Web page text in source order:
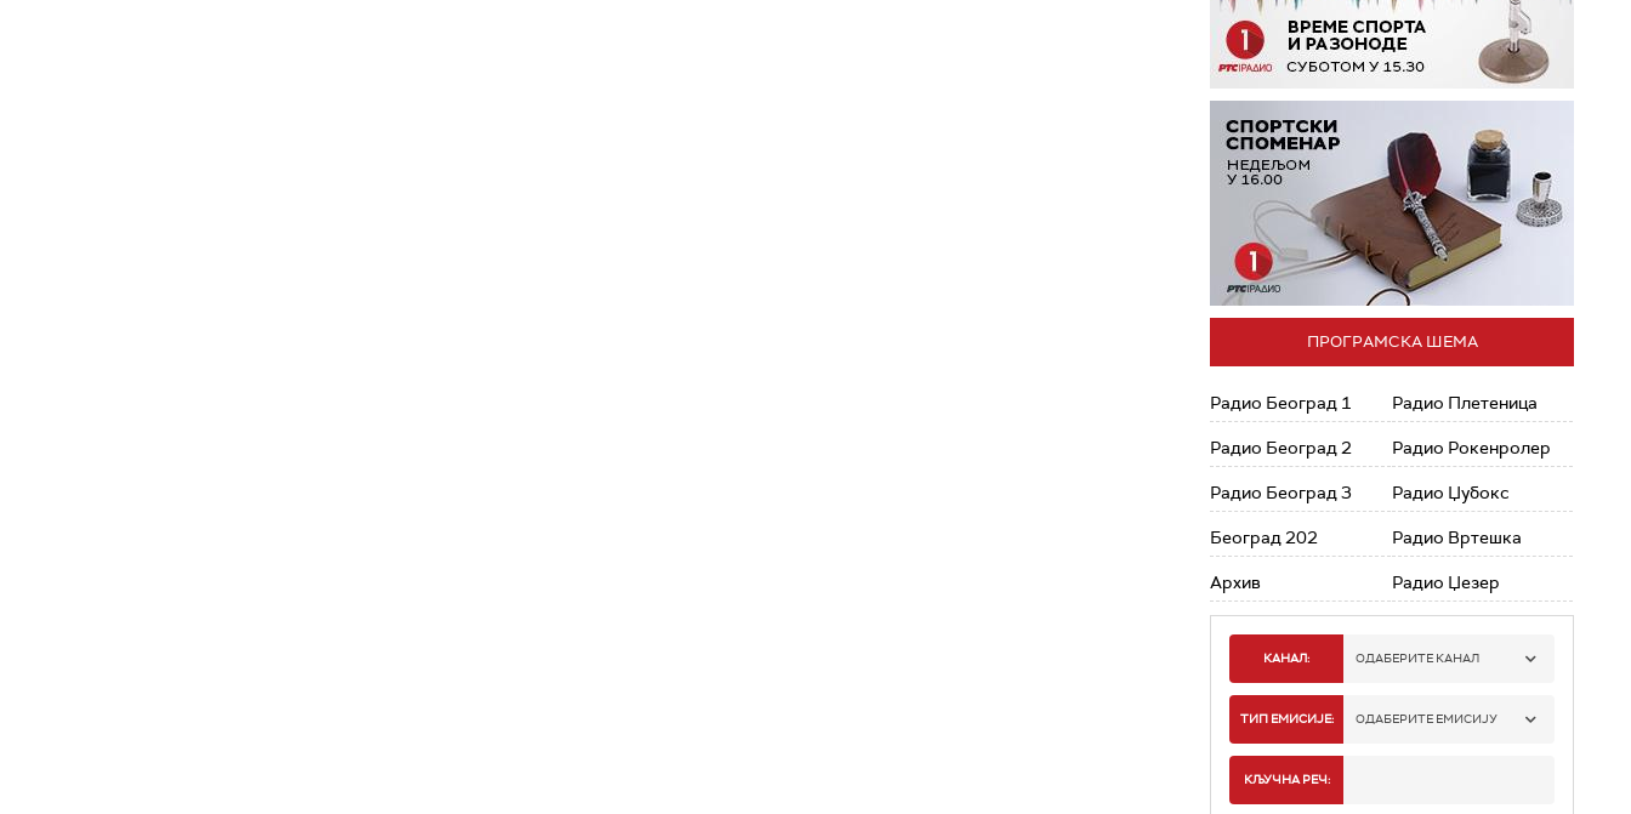
ПРОГРАМСКА ШЕМА
Радио Београд 1
Радио Београд 2
Радио Београд 3
Београд 202
Архив
Радио Плетеница
Радио Рокенролер
Радио Џубокс
Радио Вртешка
Радио Џезер
КАНАЛ: ОДАБЕРИТЕ КАНАЛ
РАДИО БЕОГРАД 1
ТИП ЕМИСИЈЕ: ОДАБЕРИТЕ ЕМИСИЈУ
КЉУЧНА РЕЧ: